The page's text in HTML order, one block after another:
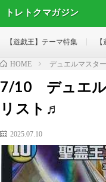
トレトクマガジン
【遊戯王】テーマ特集
HOME デュエルマスタ
7/10 デュエ
リスト♬
2025.07.10